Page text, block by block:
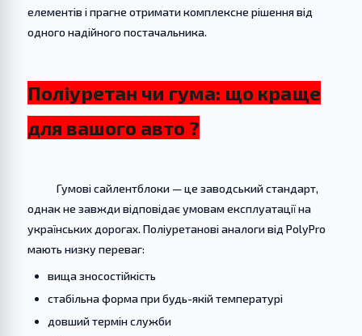
елементів і прагне отримати комплексне рішення від
одного надійного постачальника.
Поліуретан чи гума: що краще
для вашого авто ?
Гумові сайлентблоки — це заводський стандарт,
однак не завжди відповідає умовам експлуатації на
українських дорогах. Поліуретанові аналоги від PolyPro
мають низку переваг:
вища зносостійкість
стабільна форма при будь-якій температурі
довший термін служби